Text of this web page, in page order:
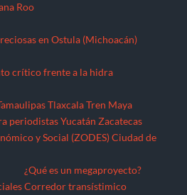
Roo
en Ostula (Michoacán)
crítico frente a la hidra
Tlaxcala Tren Maya
periodistas Yucatán Zacatecas
y Social (ZODES) Ciudad de
¿Qué es un megaproyecto?
Corredor transístimico